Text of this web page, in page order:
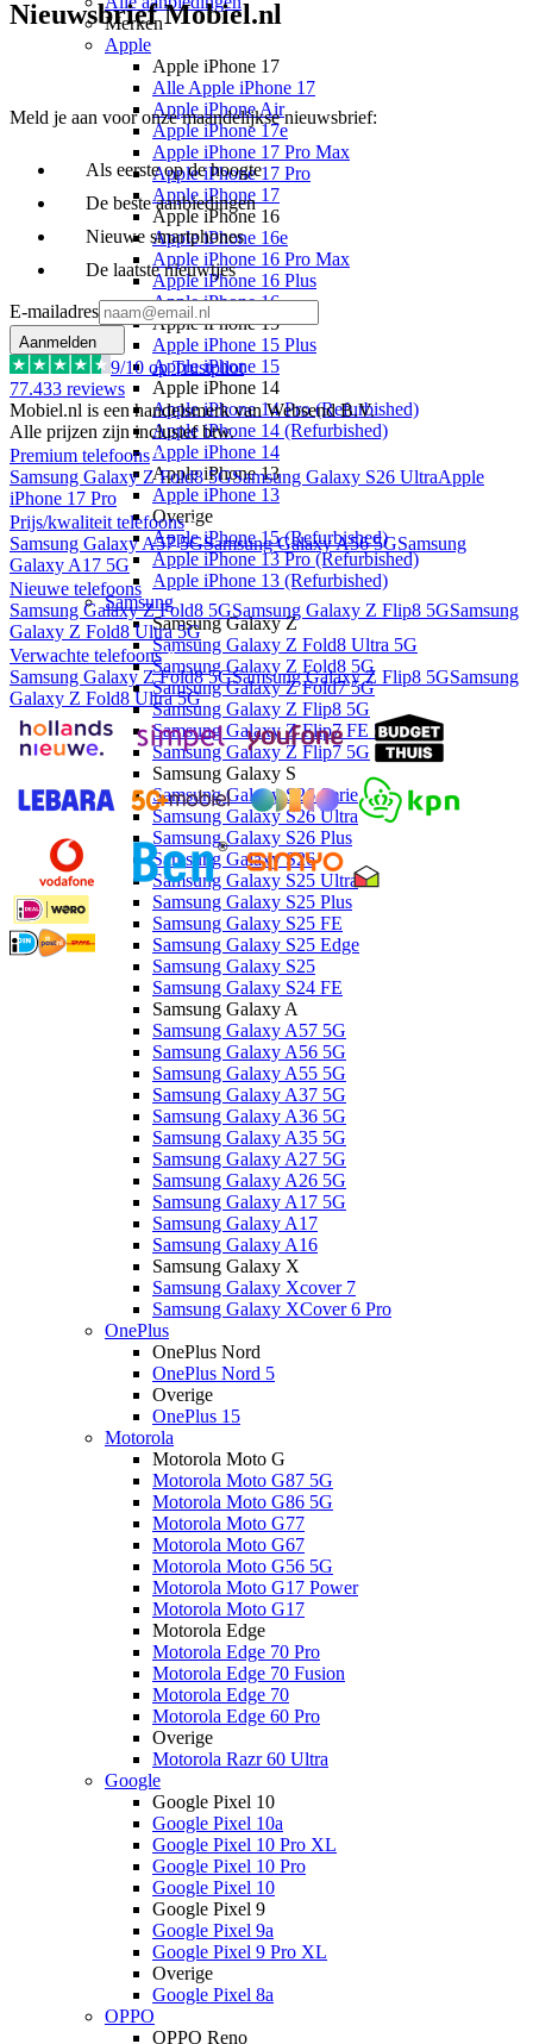
Merken
Apple
Apple iPhone 17
Alle Apple iPhone 17
Apple iPhone Air
Apple iPhone 17e
Apple iPhone 17 Pro Max
Apple iPhone 17 Pro
Apple iPhone 17
Apple iPhone 16
Apple iPhone 16e
Apple iPhone 16 Pro Max
Apple iPhone 16 Plus
Apple iPhone 16
Apple iPhone 15
Apple iPhone 15 Plus
Apple iPhone 15
Apple iPhone 14
Apple iPhone 14 Pro (Refurbished)
Apple iPhone 14 (Refurbished)
Apple iPhone 14
Apple iPhone 13
Apple iPhone 13
Overige
Apple iPhone 15 (Refurbished)
Apple iPhone 13 Pro (Refurbished)
Apple iPhone 13 (Refurbished)
Samsung
Samsung Galaxy Z
Samsung Galaxy Z Fold8 Ultra 5G
Samsung Galaxy Z Fold8 5G
Samsung Galaxy Z Fold7 5G
Samsung Galaxy Z Flip8 5G
Samsung Galaxy Z Flip7 FE 5G
Samsung Galaxy Z Flip7 5G
Samsung Galaxy S
Samsung Galaxy S26 Serie
Samsung Galaxy S26 Ultra
Samsung Galaxy S26 Plus
Samsung Galaxy S26
Samsung Galaxy S25 Ultra
Samsung Galaxy S25 Plus
Samsung Galaxy S25 FE
Samsung Galaxy S25 Edge
Samsung Galaxy S25
Samsung Galaxy S24 FE
Samsung Galaxy A
Samsung Galaxy A57 5G
Samsung Galaxy A56 5G
Samsung Galaxy A55 5G
Samsung Galaxy A37 5G
Samsung Galaxy A36 5G
Samsung Galaxy A35 5G
Samsung Galaxy A27 5G
Samsung Galaxy A26 5G
Samsung Galaxy A17 5G
Samsung Galaxy A17
Samsung Galaxy A16
Samsung Galaxy X
Samsung Galaxy Xcover 7
Samsung Galaxy XCover 6 Pro
OnePlus
OnePlus Nord
OnePlus Nord 5
Overige
OnePlus 15
Motorola
Motorola Moto G
Motorola Moto G87 5G
Motorola Moto G86 5G
Motorola Moto G77
Motorola Moto G67
Motorola Moto G56 5G
Motorola Moto G17 Power
Motorola Moto G17
Motorola Edge
Motorola Edge 70 Pro
Motorola Edge 70 Fusion
Motorola Edge 70
Motorola Edge 60 Pro
Overige
Motorola Razr 60 Ultra
Google
Google Pixel 10
Google Pixel 10a
Google Pixel 10 Pro XL
Google Pixel 10 Pro
Google Pixel 10
Google Pixel 9
Google Pixel 9a
Google Pixel 9 Pro XL
Overige
Google Pixel 8a
OPPO
OPPO Reno
Nieuwsbrief Mobiel.nl
Meld je aan voor onze maandelijkse nieuwsbrief:
Als eerste op de hoogte
De beste aanbiedingen
Nieuwe smartphones
De laatste nieuwtjes
E-mailadres
Aanmelden
9/10 op Trustpilot
77.433 reviews
Mobiel.nl is een handelsmerk van Websend B.V.
Alle prijzen zijn inclusief btw.
Premium telefoons
Samsung Galaxy Z Fold8 5GSamsung Galaxy S26 UltraApple
iPhone 17 Pro
Prijs/kwaliteit telefoons
Samsung Galaxy A57 5GSamsung Galaxy A56 5GSamsung
Galaxy A17 5G
Nieuwe telefoons
Samsung Galaxy Z Fold8 5GSamsung Galaxy Z Flip8 5GSamsung
Galaxy Z Fold8 Ultra 5G
Verwachte telefoons
Samsung Galaxy Z Fold8 5GSamsung Galaxy Z Flip8 5GSamsung
Galaxy Z Fold8 Ultra 5G